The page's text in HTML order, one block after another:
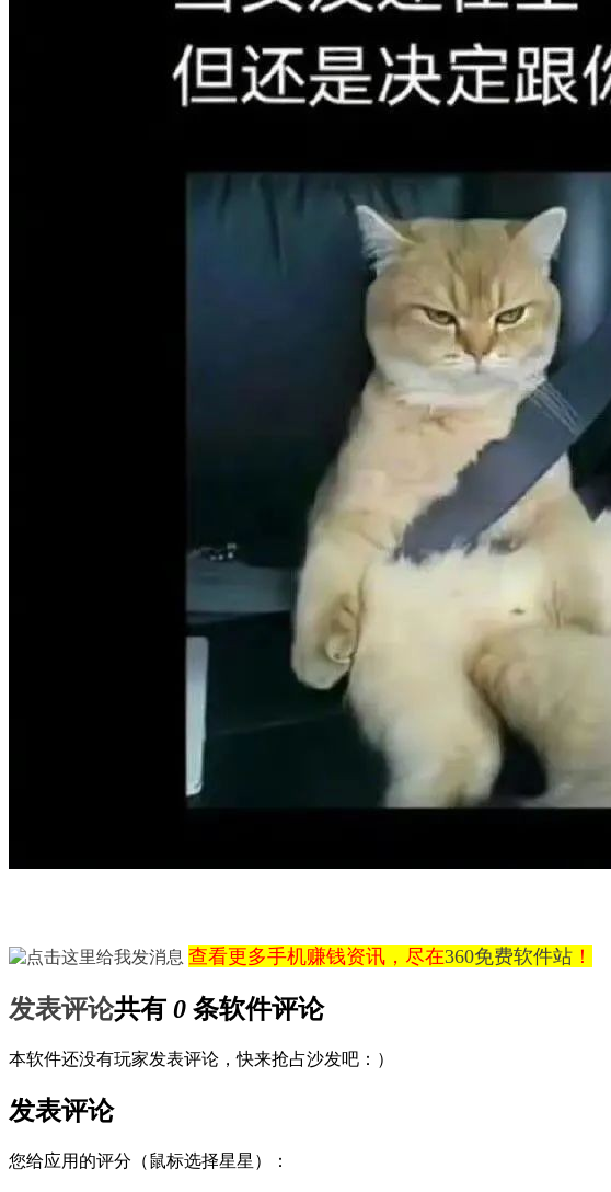
查看更多手机赚钱资讯，尽在360免费软件站 ！
发表评论共有 0 条软件评论
本软件还没有玩家发表评论，快来抢占沙发吧：）
发表评论
您给应用的评分（鼠标选择星星）：